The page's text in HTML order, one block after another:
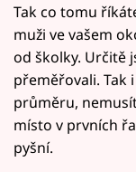
Tak co tomu
muži ve vašem
od školky. Určitě
přeměřovali. Tak
průměru,
místo v prvních
pyšní.